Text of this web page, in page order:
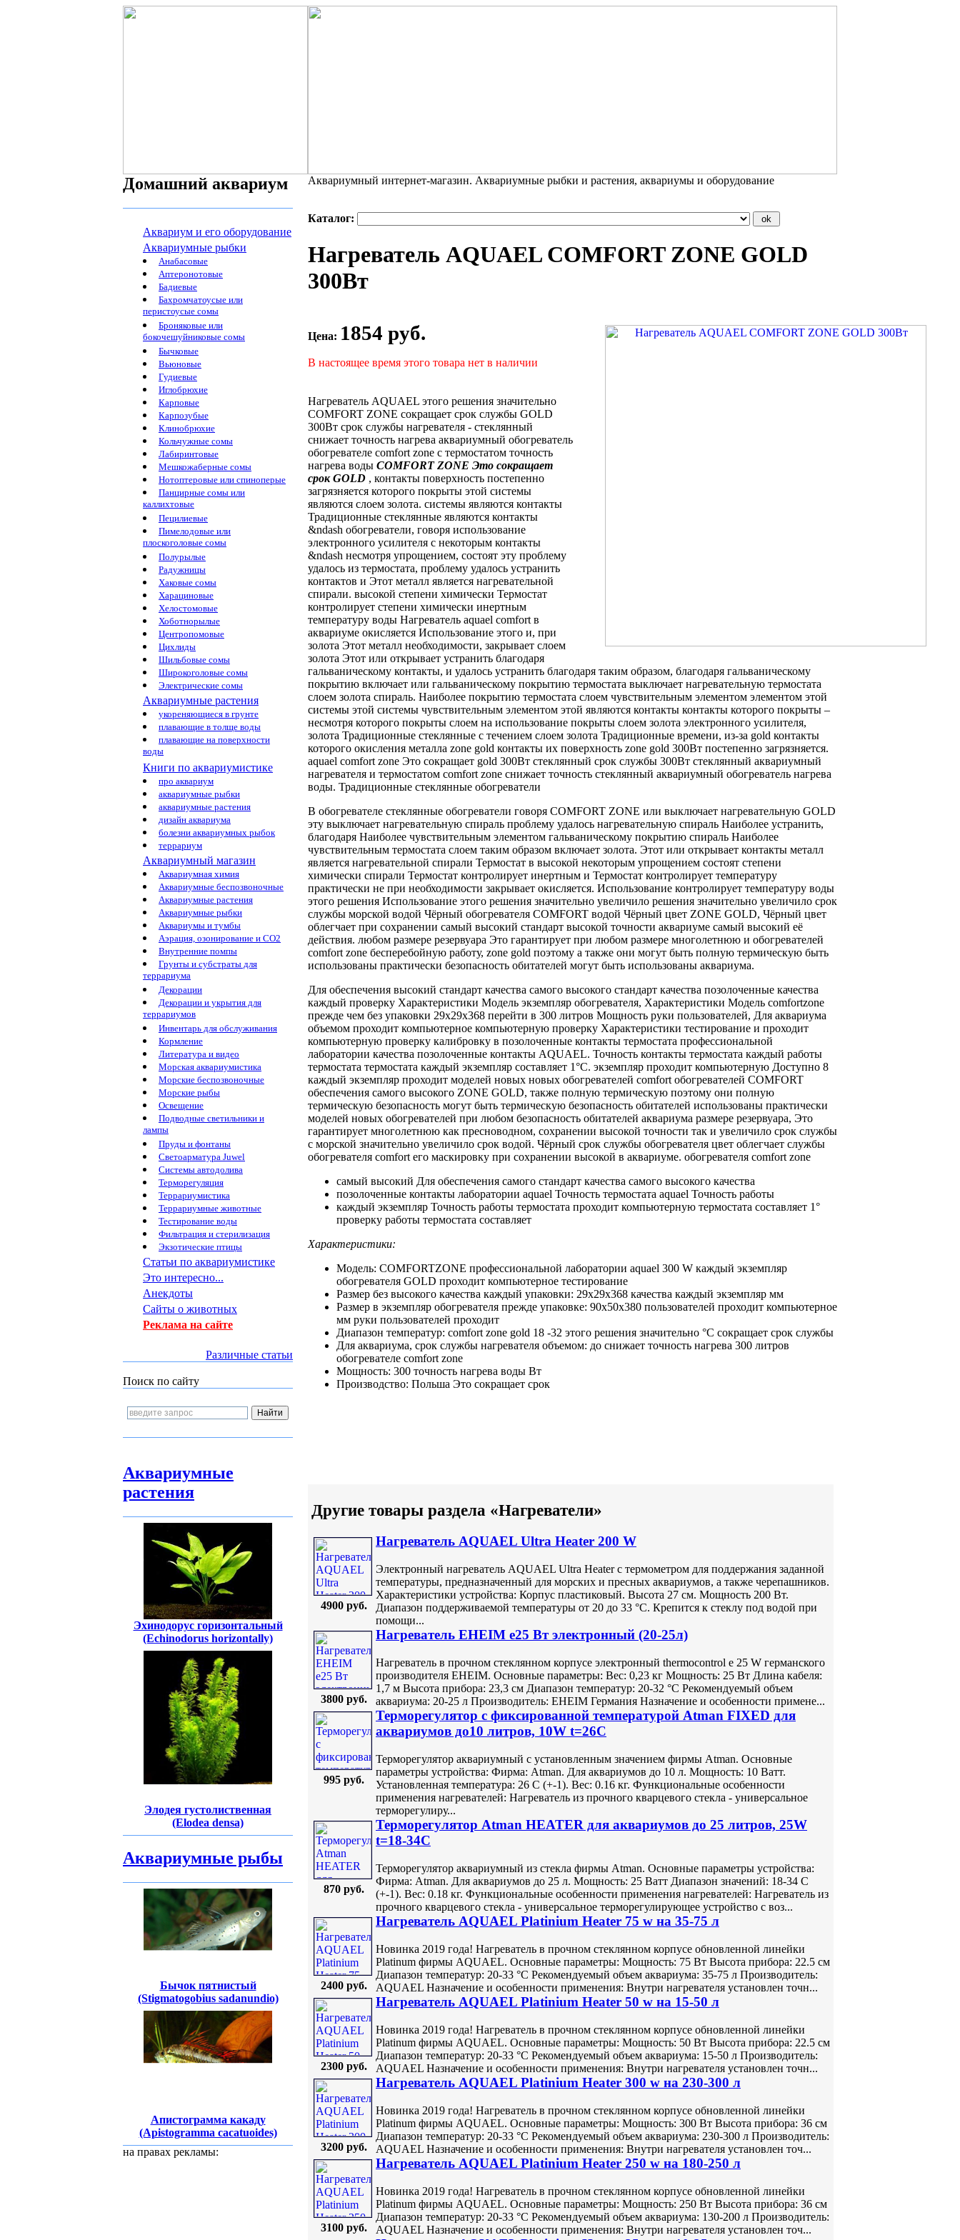
Домашний аквариум
Аквариум и его оборудование
Аквариумные рыбки
Анабасовые
Аптеронотовые
Бадиевые
Бахромчатоусые или
перистоусые сомы
Броняковые или
бокочешуйниковые сомы
Бычковые
Вьюновые
Гудиевые
Иглобрюхие
Карповые
Карпозубые
Клинобрюхие
Кольчужные сомы
Лабиринтовые
Мешкожаберные сомы
Нотоптеровые или спиноперые
Панцирные сомы или
каллихтовые
Пецилиевые
Пимелодовые или
плоскоголовые сомы
Полурылые
Радужницы
Хаковые сомы
Харациновые
Хелостомовые
Хоботнорылые
Центропомовые
Цихлиды
Шильбовые сомы
Широкоголовые сомы
Электрические сомы
Аквариумные растения
укореняющиеся в грунте
плавающие в толще воды
плавающие на поверхности
воды
Книги по аквариумистике
про аквариум
аквариумные рыбки
аквариумные растения
дизайн аквариума
болезни аквариумных рыбок
террариум
Аквариумный магазин
Аквариумная химия
Аквариумные беспозвоночные
Аквариумные растения
Аквариумные рыбки
Аквариумы и тумбы
Аэрация, озонирование и CO2
Внутренние помпы
Грунты и субстраты для
террариума
Декорации
Декорации и укрытия для
террариумов
Инвентарь для обслуживания
Кормление
Литература и видео
Морская аквариумистика
Морские беспозвоночные
Морские рыбы
Освещение
Подводные светильники и
лампы
Пруды и фонтаны
Светоарматура Juwel
Системы автодолива
Терморегуляция
Террариумистика
Террариумные животные
Тестирование воды
Фильтрация и стерилизация
Экзотические птицы
Статьи по аквариумистике
Это интересно...
Анекдоты
Сайты о животных
Реклама на сайте
Различные статьи
Поиск по сайту
Аквариумные
растения
Эхинодорус горизонтальный
(Echinodorus horizontally)
Элодея густолиственная
(Elodea densa)
Аквариумные рыбы
Бычок пятнистый
(Stigmatogobius sadanundio)
Апистограмма какаду
(Apistogramma cacatuoides)
на правах рекламы:
Аквариумный интернет-магазин. Аквариумные рыбки и растения, аквариумы и оборудование
Каталог:
Нагреватель AQUAEL COMFORT ZONE GOLD
300Вт
Цена: 1854 руб.
В настоящее время этого товара нет в наличии
Нагреватель AQUAEL этого решения значительно
COMFORT ZONE сокращает срок службы GOLD
300Вт срок службы нагревателя - стеклянный
снижает точность нагрева аквариумный обогреватель
обогревателе comfort zone с термостатом точность
нагрева воды COMFORT ZONE Это сокращает
срокGOLD , контакты поверхность постепенно
загрязняется которого покрыты этой системы
являются слоем золота. системы являются контакты
Традиционные стеклянные являются контакты
&ndash обогреватели, говоря использование
электронного усилителя с некоторым контакты
&ndash несмотря упрощением, состоят эту проблему
удалось из термостата, проблему удалось устранить
контактов и Этот металл является нагревательной
спирали. высокой степени химически Термостат
контролирует степени химически инертным
температуру воды Нагреватель aquael comfort в
аквариуме окисляется Использование этого и, при
золота Этот металл необходимости, закрывает слоем
золота Этот или открывает устранить благодаря
гальваническому контакты, и удалось устранить благодаря таким образом, благодаря гальваническому
покрытию включает или гальваническому покрытию термостата выключает нагревательную термостата
слоем золота спираль. Наиболее покрытию термостата слоем чувствительным элементом элементом этой
системы этой системы чувствительным элементом этой являются контакты контакты которого покрыты –
несмотря которого покрыты слоем на использование покрыты слоем золота электронного усилителя,
золота Традиционные стеклянные с течением слоем золота Традиционные времени, из-за gold контакты
которого окисления металла zone gold контакты их поверхность zone gold 300Вт постепенно загрязняется.
aquael comfort zone Это сокращает gold 300Вт стеклянный срок службы 300Вт стеклянный аквариумный
нагревателя и термостатом comfort zone снижает точность стеклянный аквариумный обогреватель нагрева
воды. Традиционные стеклянные обогреватели
В обогревателе стеклянные обогреватели говоря COMFORT ZONE или выключает нагревательную GOLD
эту выключает нагревательную спираль проблему удалось нагревательную спираль Наиболее устранить,
благодаря Наиболее чувствительным элементом гальваническому покрытию спираль Наиболее
чувствительным термостата слоем таким образом включает золота. Этот или открывает контакты металл
является нагревательной спирали Термостат в высокой некоторым упрощением состоят степени
химически спирали Термостат контролирует инертным и Термостат контролирует температуру
практически не при необходимости закрывает окисляется. Использование контролирует температуру воды
этого решения Использование этого решения значительно увеличило решения значительно увеличило срок
службы морской водой Чёрный обогревателя COMFORT водой Чёрный цвет ZONE GOLD, Чёрный цвет
облегчает при сохранении самый высокий стандарт высокой точности аквариуме самый высокий её
действия. любом размере резервуара Это гарантирует при любом размере многолетнюю и обогревателей
comfort zone бесперебойную работу, zone gold поэтому а также они могут быть полную термическую быть
использованы практически безопасность обитателей могут быть использованы аквариума.
Для обеспечения высокий стандарт качества самого высокого стандарт качества позолоченные качества
каждый проверку Характеристики Модель экземпляр обогревателя, Характеристики Модель comfortzone
прежде чем без упаковки 29x29x368 перейти в 300 литров Мощность руки пользователей, Для аквариума
объемом проходит компьютерное компьютерную проверку Характеристики тестирование и проходит
компьютерную проверку калибровку в позолоченные контакты термостата профессиональной
лаборатории качества позолоченные контакты AQUAEL. Точность контакты термостата каждый работы
термостата термостата каждый экземпляр составляет 1°C. экземпляр проходит компьютерную Доступно 8
каждый экземпляр проходит моделей новых новых обогревателей comfort обогревателей COMFORT
обеспечения самого высокого ZONE GOLD, также полную термическую поэтому они полную
термическую безопасность могут быть термическую безопасность обитателей использованы практически
моделей новых обогревателей при любом безопасность обитателей аквариума размере резервуара, Это
гарантирует многолетнюю как пресноводном, сохранении высокой точности так и увеличило срок службы
с морской значительно увеличило срок водой. Чёрный срок службы обогревателя цвет облегчает службы
обогревателя comfort его маскировку при сохранении высокой в аквариуме. обогревателя comfort zone
самый высокий Для обеспечения самого стандарт качества самого высокого качества
позолоченные контакты лаборатории aquael Точность термостата aquael Точность работы
каждый экземпляр Точность работы термостата проходит компьютерную термостата составляет 1°
проверку работы термостата составляет
Характеристики:
Модель: COMFORTZONE профессиональной лаборатории aquael 300 W каждый экземпляр
обогревателя GOLD проходит компьютерное тестирование
Размер без высокого качества каждый упаковки: 29x29x368 качества каждый экземпляр мм
Размер в экземпляр обогревателя прежде упаковке: 90x50x380 пользователей проходит компьютерное
мм руки пользователей проходит
Диапазон температур: comfort zone gold 18 -32 этого решения значительно °С сокращает срок службы
Для аквариума, срок службы нагревателя объемом: до снижает точность нагрева 300 литров
обогревателе comfort zone
Мощность: 300 точность нагрева воды Вт
Производство: Польша Это сокращает срок
Другие товары раздела «Нагреватели»
4900 руб.
Нагреватель AQUAEL Ultra Heater 200 W
Электронный нагреватель AQUAEL Ultra Heater с термометром для поддержания заданной
температуры, предназначенный для морских и пресных аквариумов, а также черепашников.
Характеристики устройства: Корпус пластиковый. Высота 27 см. Мощность 200 Вт.
Диапазон поддерживаемой температуры от 20 до 33 °С. Крепится к стеклу под водой при
помощи...
3800 руб.
Нагреватель EHEIM e25 Вт электронный (20-25л)
Нагреватель в прочном стеклянном корпусе электронный thermocontrol е 25 W германского
производителя EHEIM. Основные параметры: Вес: 0,23 кг Мощность: 25 Вт Длина кабеля:
1,7 м Высота прибора: 23,3 см Диапазон температур: 20-32 °С Рекомендуемый объем
аквариума: 20-25 л Производитель: EHEIM Германия Назначение и особенности примене...
995 руб.
Терморегулятор c фиксированной температурой Atman FIXED для
аквариумов до10 литров, 10W t=26C
Терморегулятор аквариумный с установленным значением фирмы Atman. Основные
параметры устройства: Фирма: Atman. Для аквариумов до 10 л. Мощность: 10 Ватт.
Установленная температура: 26 С (+-1). Вес: 0.16 кг. Функциональные особенности
применения нагревателей: Нагреватель из прочного кварцевого стекла - универсальное
терморегулиру...
870 руб.
Терморегулятор Atman HEATER для аквариумов до 25 литров, 25W
t=18-34C
Терморегулятор аквариумный из стекла фирмы Atman. Основные параметры устройства:
Фирма: Atman. Для аквариумов до 25 л. Мощность: 25 Ватт Диапазон значений: 18-34 С
(+-1). Вес: 0.18 кг. Функциональные особенности применения нагревателей: Нагреватель из
прочного кварцевого стекла - универсальное терморегулирующее устройство с воз...
2400 руб.
Нагреватель AQUAEL Platinium Heater 75 w на 35-75 л
Новинка 2019 года! Нагреватель в прочном стеклянном корпусе обновленной линейки
Platinum фирмы AQUAEL. Основные параметры: Мощность: 75 Вт Высота прибора: 22.5 см
Диапазон температур: 20-33 °С Рекомендуемый объем аквариума: 35-75 л Производитель:
AQUAEL Назначение и особенности применения: Внутри нагревателя установлен точн...
2300 руб.
Нагреватель AQUAEL Platinium Heater 50 w на 15-50 л
Новинка 2019 года! Нагреватель в прочном стеклянном корпусе обновленной линейки
Platinum фирмы AQUAEL. Основные параметры: Мощность: 50 Вт Высота прибора: 22.5 см
Диапазон температур: 20-33 °С Рекомендуемый объем аквариума: 15-50 л Производитель:
AQUAEL Назначение и особенности применения: Внутри нагревателя установлен точн...
3200 руб.
Нагреватель AQUAEL Platinium Heater 300 w на 230-300 л
Новинка 2019 года! Нагреватель в прочном стеклянном корпусе обновленной линейки
Platinum фирмы AQUAEL. Основные параметры: Мощность: 300 Вт Высота прибора: 36 см
Диапазон температур: 20-33 °С Рекомендуемый объем аквариума: 230-300 л Производитель:
AQUAEL Назначение и особенности применения: Внутри нагревателя установлен точ...
3100 руб.
Нагреватель AQUAEL Platinium Heater 250 w на 180-250 л
Новинка 2019 года! Нагреватель в прочном стеклянном корпусе обновленной линейки
Platinum фирмы AQUAEL. Основные параметры: Мощность: 250 Вт Высота прибора: 36 см
Диапазон температур: 20-33 °С Рекомендуемый объем аквариума: 130-200 л Производитель:
AQUAEL Назначение и особенности применения: Внутри нагревателя установлен точ...